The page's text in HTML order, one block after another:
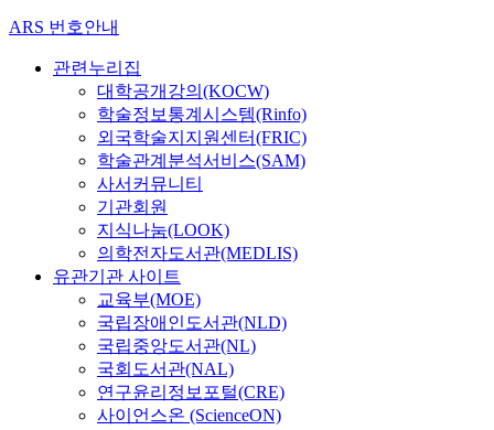
ARS 번호안내
관련누리집
대학공개강의(KOCW)
학술정보통계시스템(Rinfo)
외국학술지지원센터(FRIC)
학술관계분석서비스(SAM)
사서커뮤니티
기관회원
지식나눔(LOOK)
의학전자도서관(MEDLIS)
유관기관 사이트
교육부(MOE)
국립장애인도서관(NLD)
국립중앙도서관(NL)
국회도서관(NAL)
연구윤리정보포털(CRE)
사이언스온 (ScienceON)